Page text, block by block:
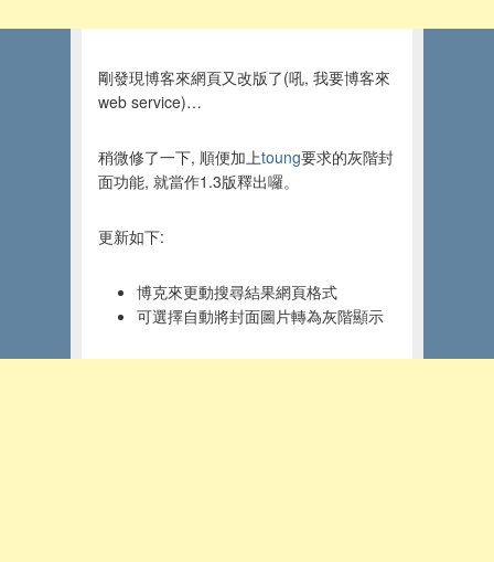
剛發現博客來網頁又改版了(吼, 我要博客來
web service)…
稍微修了一下, 順便加上toung要求的灰階封
面功能, 就當作1.3版釋出囉。
更新如下:
博克來更動搜尋結果網頁格式
可選擇自動將封面圖片轉為灰階顯示